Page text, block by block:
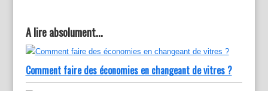
A lire absolument...
Comment faire des économies en changeant de vitres ?